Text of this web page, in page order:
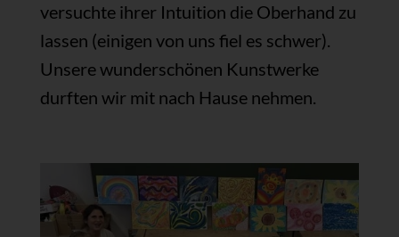
versuchte ihrer Intuition die Oberhand zu
lassen (einigen von uns fiel es schwer).
Unsere wunderschönen Kunstwerke
durften wir mit nach Hause nehmen.